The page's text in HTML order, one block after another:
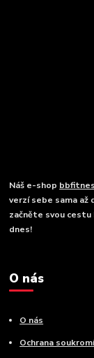
Náš e-shop
verzí sebe sama
začněte svou
dnes!
O nás
O nás
Ochrana